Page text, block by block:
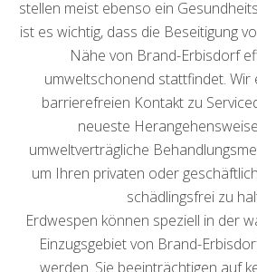
stellen meist ebenso ein
ist es wichtig, dass die Beseitigung
Nähe von Brand-Erbisdorf
umweltschonend stattfindet. Wir
barrierefreien Kontakt zu
neueste
umweltverträgliche
um Ihren privaten oder
schädlingsfrei zu
Erdwespen können speziell in der
Einzugsgebiet von Brand-
werden. Sie beeinträchtigen auf